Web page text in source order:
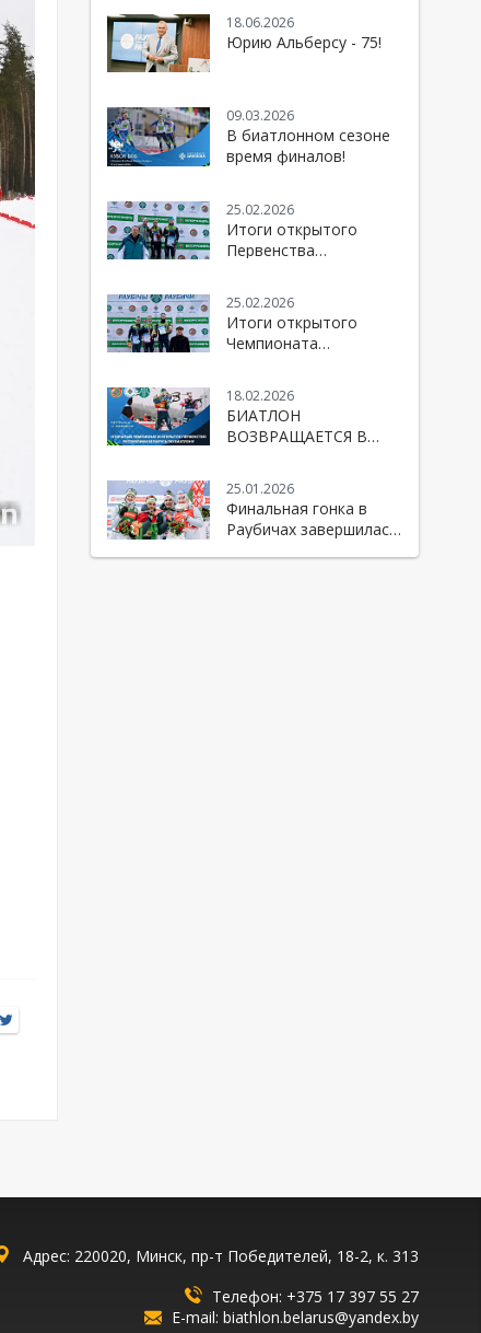
18.06.2026
Юрию Альберсу - 75!
09.03.2026
В биатлонном сезоне
время финалов!
25.02.2026
Итоги открытого
Первенства
25.02.2026
Итоги открытого
Чемпионата
18.02.2026
БИАТЛОН
ВОЗВРАЩАЕТСЯ В
25.01.2026
Финальная гонка в
Раубичах завершилась
Адрес: 220020, Минск, пр-т Победителей, 18-2, к. 313
Телефон: +375 17 397 55 27
E-mail: biathlon.belarus@yandex.by